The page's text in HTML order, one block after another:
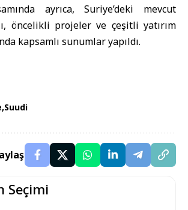
ayrıca, Suriye’deki mevcut
öncelikli projeler ve çeşitli yatırım
kapsamlı sunumlar yapıldı.
Suudi
Seçimi